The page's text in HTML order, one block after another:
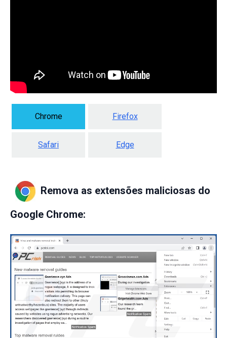
Chrome Firefox
Safari Edge
Remova as extensões maliciosas do
Google Chrome: